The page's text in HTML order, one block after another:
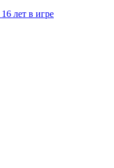
16 лет в игре